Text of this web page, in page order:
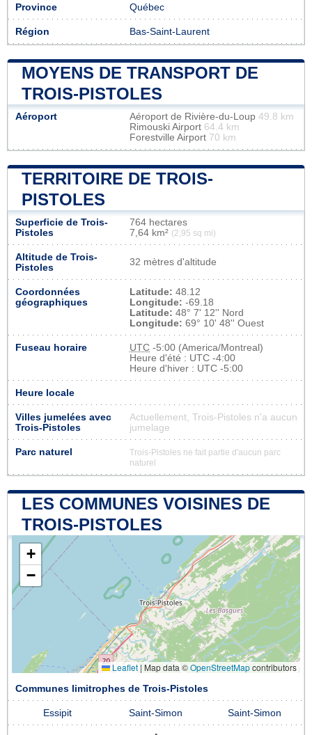
Province Québec
Région Bas-Saint-Laurent
MOYENS DE TRANSPORT DE
TROIS-PISTOLES
Aéroport Aéroport de Rivière-du-Loup 49.8 km
Rimouski Airport 64.4 km
Forestville Airport 70 km
TERRITOIRE DE TROIS-
PISTOLES
Superficie de Trois-
Pistoles
764 hectares
7,64 km² (2,95 sq mi)
Altitude de Trois-
Pistoles
32 mètres d'altitude
Coordonnées
géographiques
Latitude: 48.12
Longitude: -69.18
Latitude: 48° 7' 12'' Nord
Longitude: 69° 10' 48'' Ouest
Fuseau horaire UTC -5:00 (America/Montreal)
Heure d'été : UTC -4:00
Heure d'hiver : UTC -5:00
Heure locale
Villes jumelées avec
Trois-Pistoles
Actuellement, Trois-Pistoles n'a aucun
jumelage
Parc naturel
Trois-Pistoles ne fait partie d'aucun parc
naturel
LES COMMUNES VOISINES DE
TROIS-PISTOLES
+
−
Leaflet | Map data ©OpenStreetMapcontributors
Communes limitrophes de Trois-Pistoles
Essipit Saint-Simon Saint-Simon